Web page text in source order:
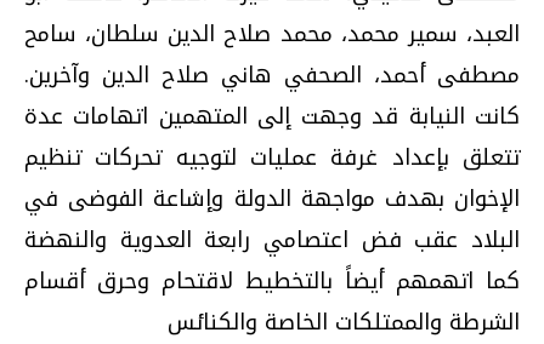
العبد، سمير محمد، محمد صلاح الدين سلطان، سامح
مصطفى أحمد، الصحفي هاني صلاح الدين وآخرين.
كانت النيابة قد وجهت إلى المتهمين اتهامات عدة
تتعلق بإعداد غرفة عمليات لتوجيه تحركات تنظيم
الإخوان بهدف مواجهة الدولة وإشاعة الفوضى في
البلاد عقب فض اعتصامي رابعة العدوية والنهضة
كما اتهمهم أيضاً بالتخطيط لاقتحام وحرق أقسام
الشرطة والممتلكات الخاصة والكنائس